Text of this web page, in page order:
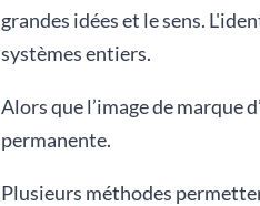
grandes idées et le sens.
systèmes entiers.
Alors que l’image de marque
permanente.
Plusieurs méthodes